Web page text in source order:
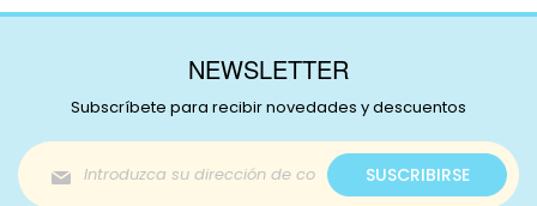
NEWSLETTER
Subscríbete para recibir novedades y descuentos
Inscríbase
a
SUSCRIBIRSE